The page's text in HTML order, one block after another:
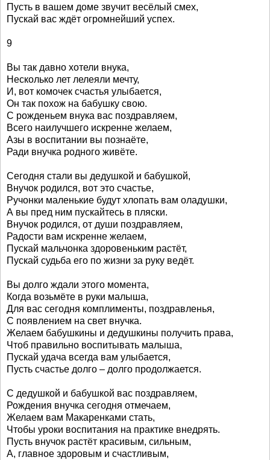
Пусть в вашем доме звучит весёлый смех,
Пускай вас ждёт огромнейший успех.
9
Вы так давно хотели внука,
Несколько лет лелеяли мечту,
И, вот комочек счастья улыбается,
Он так похож на бабушку свою.
С рожденьем внука вас поздравляем,
Всего наилучшего искренне желаем,
Азы в воспитании вы познаёте,
Ради внучка родного живёте.
Сегодня стали вы дедушкой и бабушкой,
Внучок родился, вот это счастье,
Ручонки маленькие будут хлопать вам оладушки,
А вы пред ним пускайтесь в пляски.
Внучок родился, от души поздравляем,
Радости вам искренне желаем,
Пускай мальчонка здоровеньким растёт,
Пускай судьба его по жизни за руку ведёт.
Вы долго ждали этого момента,
Когда возьмёте в руки малыша,
Для вас сегодня комплименты, поздравленья,
С появлением на свет внучка.
Желаем бабушкины и дедушкины получить права,
Чтоб правильно воспитывать малыша,
Пускай удача всегда вам улыбается,
Пусть счастье долго – долго продолжается.
С дедушкой и бабушкой вас поздравляем,
Рождения внучка сегодня отмечаем,
Желаем вам Макаренками стать,
Чтобы уроки воспитания на практике внедрять.
Пусть внучок растёт красивым, сильным,
А, главное здоровым и счастливым,